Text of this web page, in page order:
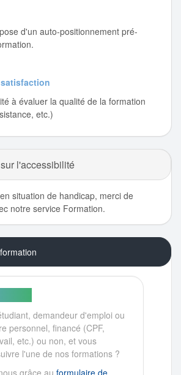
d'un auto-positionnement pré-
à évaluer la qualité de la formation
etc.)
l'accessibilité
situation de handicap, merci de
notre service Formation.
demandeur d'emploi ou
personnel, financé (CPF,
etc.) ou non, et vous
l'une de nos formations ?